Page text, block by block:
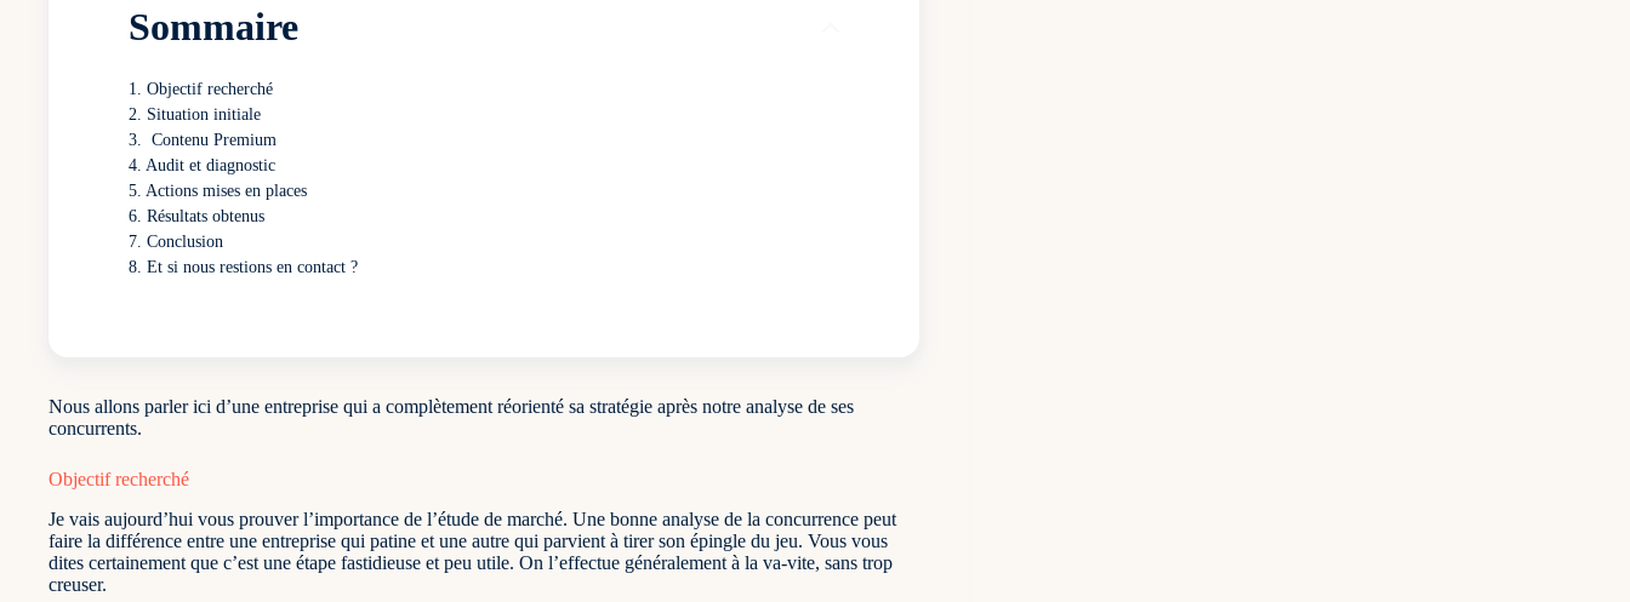
Sommaire
Objectif recherché
Situation initiale
Contenu Premium
Audit et diagnostic
Actions mises en places
Résultats obtenus
Conclusion
Et si nous restions en contact ?
Nous allons parler ici d’une entreprise qui a complètement réorienté sa stratégie après notre analyse de ses
concurrents.
Objectif recherché
Je vais aujourd’hui vous prouver l’importance de l’étude de marché. Une bonne analyse de la concurrence peut
faire la différence entre une entreprise qui patine et une autre qui parvient à tirer son épingle du jeu. Vous vous
dites certainement que c’est une étape fastidieuse et peu utile. On l’effectue généralement à la va-vite, sans trop
creuser.